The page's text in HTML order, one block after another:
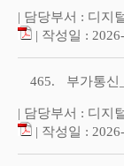
| 담당부서 : 디지
| 작성일 :
465. 부가통신
| 담당부서 : 디지
| 작성일 :